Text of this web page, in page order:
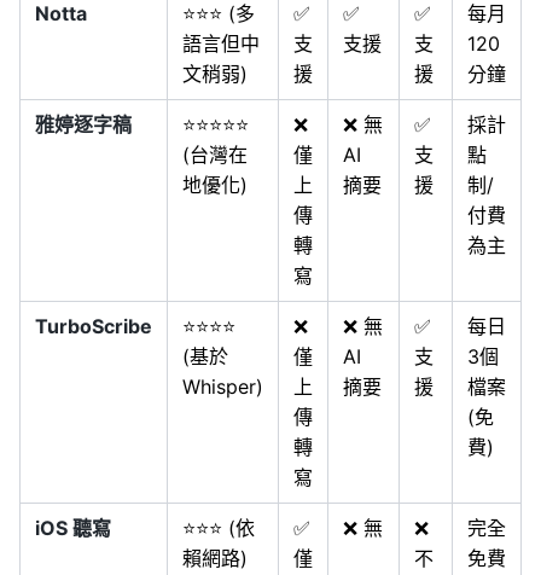
Notta
⭐⭐⭐ (多
語言但中
文稍弱)
✅
支
援
✅
支援
✅
支
援
每月
120
分鐘
雅婷逐字稿
⭐⭐⭐⭐⭐
(台灣在
地優化)
❌
僅
上
傳
轉
寫
❌ 無
AI
摘要
✅
支
援
採計
點
制/
付費
為主
TurboScribe
⭐⭐⭐⭐
(基於
Whisper)
❌
僅
上
傳
轉
寫
❌ 無
AI
摘要
✅
支
援
每日
3個
檔案
(免
費)
iOS 聽寫
⭐⭐⭐ (依
賴網路)
✅
僅
❌ 無
❌
不
完全
免費